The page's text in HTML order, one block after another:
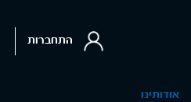
אודותינו